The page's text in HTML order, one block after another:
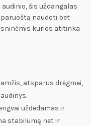
šis uždangalas
naudoti bet
kurios atitinka
atsparus drėgmei,
uždedamas ir
stabilumą net ir